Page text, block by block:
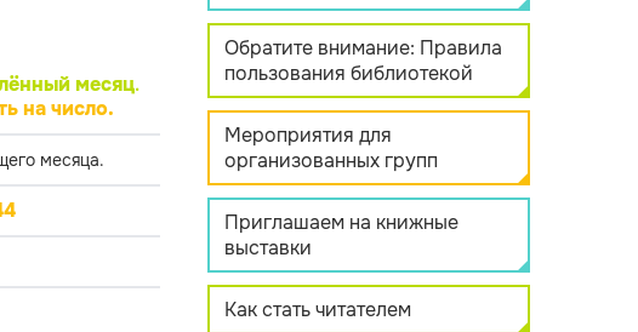
месяц.
на число.
месяца.
Обратите внимание: Правила
пользования библиотекой
Мероприятия для
организованных групп
Приглашаем на книжные
выставки
Как стать читателем